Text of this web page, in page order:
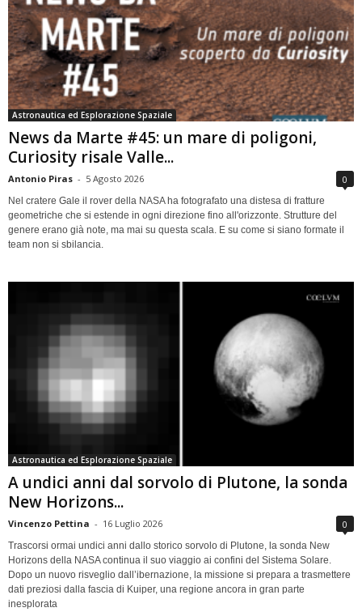
Astronautica ed Esplorazione Spaziale
News da Marte #45: un mare di poligoni,
Curiosity risale Valle...
Antonio Piras - 5 Agosto 2026 0
Nel cratere Gale il rover della NASA ha fotografato una distesa di fratture
geometriche che si estende in ogni direzione fino all'orizzonte. Strutture del
genere erano già note, ma mai su questa scala. E su come si siano formate il
team non si sbilancia.
Astronautica ed Esplorazione Spaziale
A undici anni dal sorvolo di Plutone, la sonda
New Horizons...
Vincenzo Pettina - 16 Luglio 2026 0
Trascorsi ormai undici anni dallo storico sorvolo di Plutone, la sonda New
Horizons della NASA continua il suo viaggio ai confini del Sistema Solare.
Dopo un nuovo risveglio dall’ibernazione, la missione si prepara a trasmettere
dati preziosi dalla fascia di Kuiper, una regione ancora in gran parte
inesplorata